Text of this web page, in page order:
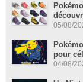
05/08/
pour
04/08/